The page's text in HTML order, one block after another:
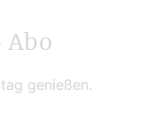
Abo
genießen.